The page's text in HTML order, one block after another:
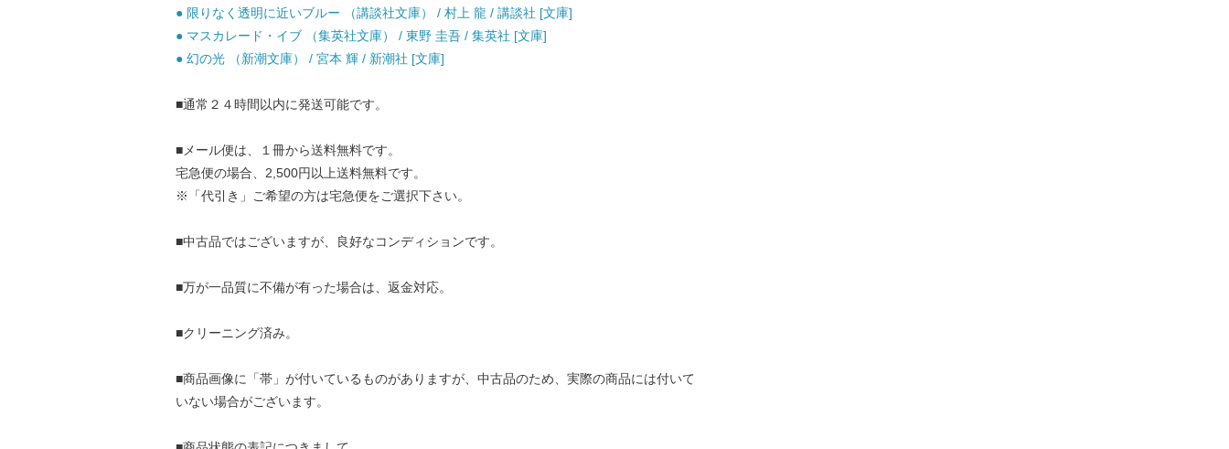
● 限りなく透明に近いブルー （講談社文庫） / 村上 龍 / 講談社 [文庫]
● マスカレード・イブ （集英社文庫） / 東野 圭吾 / 集英社 [文庫]
● 幻の光 （新潮文庫） / 宮本 輝 / 新潮社 [文庫]
■通常２４時間以内に発送可能です。
■メール便は、１冊から送料無料です。
宅急便の場合、2,500円以上送料無料です。
※「代引き」ご希望の方は宅急便をご選択下さい。
■中古品ではございますが、良好なコンディションです。
■万が一品質に不備が有った場合は、返金対応。
■クリーニング済み。
■商品画像に「帯」が付いているものがありますが、中古品のため、実際の商品には付いて
いない場合がございます。